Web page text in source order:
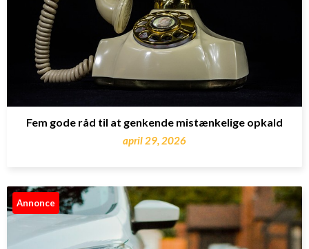
Fem gode råd til at genkende mistænkelige opkald
april 29, 2026
Annonce